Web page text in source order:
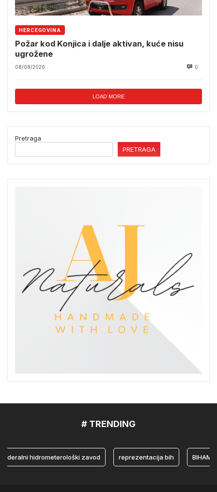
HERCEGOVINA
Požar kod Konjica i dalje aktivan, kuće nisu
ugrožene
08/08/2026 0
LOAD MORE
Pretraga
PRETRAGA
# TRENDING
hidrometerološki zavod reprezentacija bih BIHAMK